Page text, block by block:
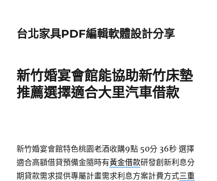
台北家具PDF編輯軟體設計分享
新竹婚宴會館能協助新竹床墊
推薦選擇適合大里汽車借款
新竹婚宴會館特色桃園老酒收購9點 50分 36秒 選擇
適合高額借貸預備金隨時有黃金借款研發創新利息分
期貸款需求提供專屬計畫需求利息方案計費方式三重